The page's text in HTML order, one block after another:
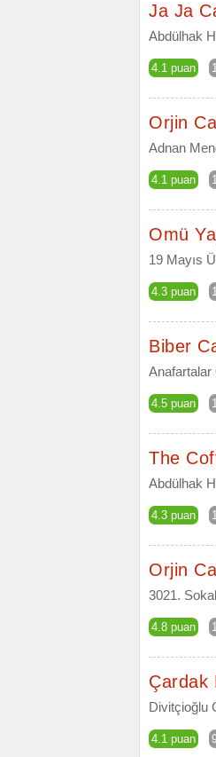
Ja Ja
Abdülhak
4.1 puan
Orjin
Adnan
4.1 puan
Omü
19 Mayıs
4.3 puan
Biber
Anafartalar
4.5 puan
The
Abdülhak
4.3 puan
Orjin
3021.
4.8 puan
Çardak
Divitçioğlu
4.1 puan